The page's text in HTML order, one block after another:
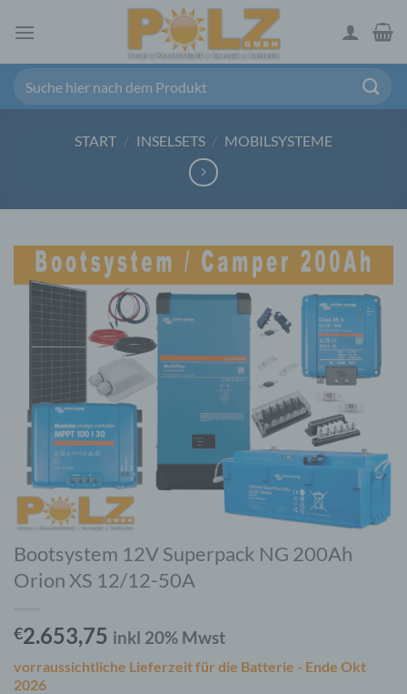
Inhalt
START / INSELSETS / MOBILSYSTEME
Bootsystem 12V Superpack NG 200Ah
Orion XS 12/12-50A
€2.653,75 inkl 20% Mwst
vorraussichtliche Lieferzeit für die Batterie - Ende Okt
2026